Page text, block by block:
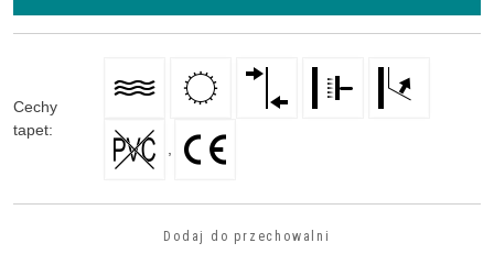
Cechy
tapet:
Dodaj do przechowalni